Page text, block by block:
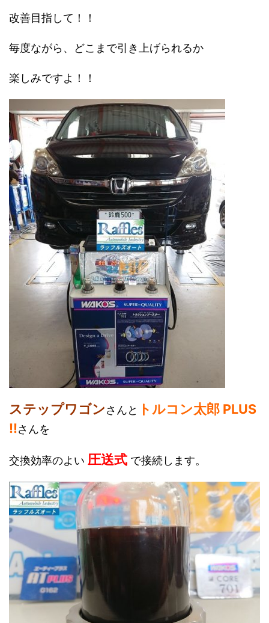
改善目指して！！
毎度ながら、どこまで引き上げられるか
楽しみですよ！！
ステップワゴンさんと トルコン太郎 PLUS
!!さんを
交換効率のよい 圧送式 で接続します。